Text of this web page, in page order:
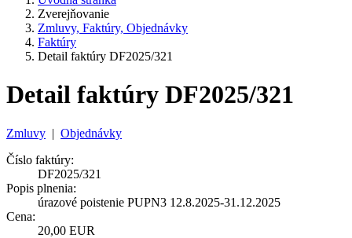
Zverejňovanie
Zmluvy, Faktúry, Objednávky
Faktúry
Detail faktúry DF2025/321
Detail faktúry DF2025/321
Zmluvy | Objednávky
Číslo faktúry:
DF2025/321
Popis plnenia:
úrazové poistenie PUPN3 12.8.2025-31.12.2025
Cena:
20,00 EUR